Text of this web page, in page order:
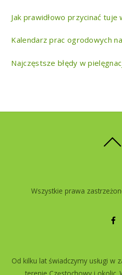
Jak prawidłowo przycinać tuje
Kalendarz prac ogrodowych
Najczęstsze błędy w
Wszystkie prawa
Od kilku lat świadczymy usługi w